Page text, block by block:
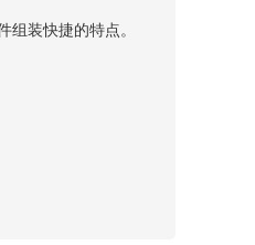
装快捷的特点。